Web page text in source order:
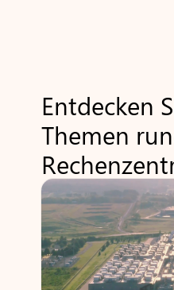
Entdecken
Themen